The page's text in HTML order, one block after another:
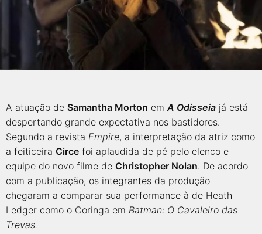
A atuação de Samantha Morton em A Odisseia já está
despertando grande expectativa nos bastidores.
Segundo a revista Empire, a interpretação da atriz como
a feiticeira Circe foi aplaudida de pé pelo elenco e
equipe do novo filme de Christopher Nolan. De acordo
com a publicação, os integrantes da produção
chegaram a comparar sua performance à de Heath
Ledger como o Coringa em Batman: O Cavaleiro das
Trevas.